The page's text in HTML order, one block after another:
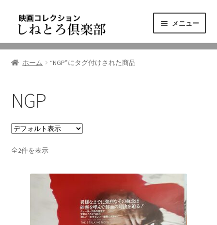
ゲ
シ
へ
キ
プ
テ
ツ
キ
プ
メニュー
ニュース
東三河の映画館
しねとろ倶楽部について
リンクの旅
ホーム “NGP”にタグ付けされた商品
NGP
全2件を表示